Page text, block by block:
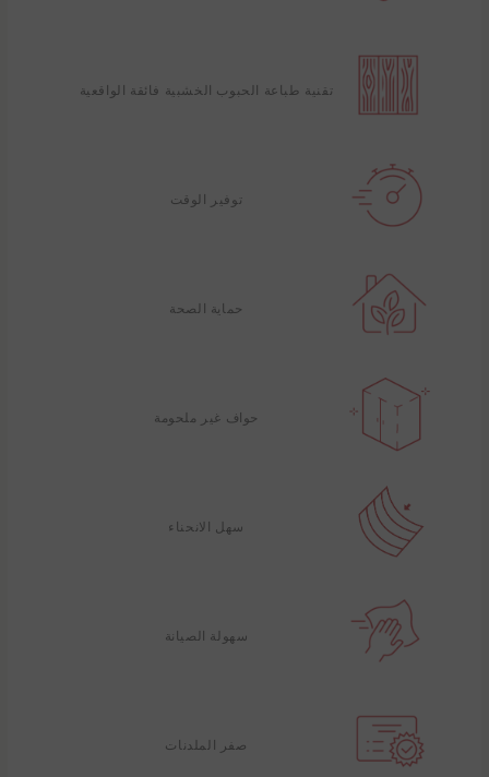
تقنية طباعة الحبوب الخشبية فائقة الواقعية
توفير الوقت
حماية الصحة
حواف غير ملحومة
سهل الانحناء
سهولة الصيانة
صفر الملدنات